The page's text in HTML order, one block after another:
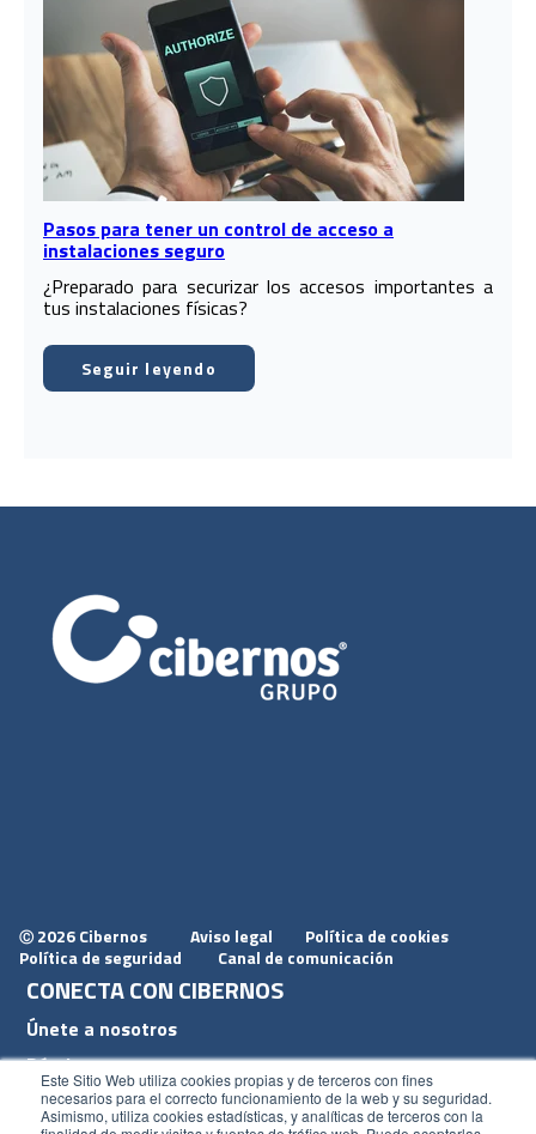
Este Sitio Web utiliza cookies propias y de terceros con fines
necesarios para el correcto funcionamiento de la web y su seguridad.
Asimismo, utiliza cookies estadísticas, y analíticas de terceros con la
Pasos para tener un control de acceso a
instalaciones seguro
¿Preparado para securizar los accesos importantes a
tus instalaciones físicas?
Seguir leyendo
Ⓒ 2026 Cibernos Aviso legal
Política de cookies
Política de seguridad
Canal de comunicación
CONECTA CON CIBERNOS
Únete a nosotros
Dónde estamos
Conoce nuestro blog